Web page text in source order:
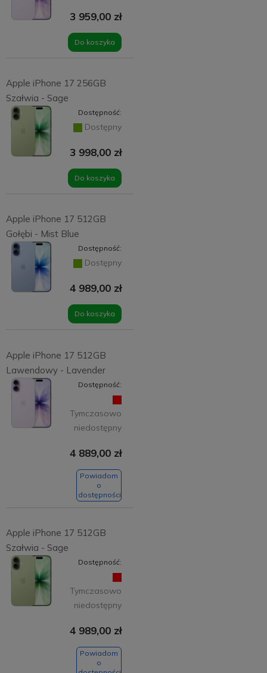
3 959,00 zł
Do koszyka
Apple iPhone 17 256GB
Szałwia - Sage
Dostępność:
Dostępny
3 998,00 zł
Do koszyka
Apple iPhone 17 512GB
Gołębi - Mist Blue
Dostępność:
Dostępny
4 989,00 zł
Do koszyka
Apple iPhone 17 512GB
Lawendowy - Lavender
Dostępność:
Tymczasowo
niedostępny
4 889,00 zł
Powiadom
o
dostępności
Apple iPhone 17 512GB
Szałwia - Sage
Dostępność:
Tymczasowo
niedostępny
4 989,00 zł
Powiadom
o